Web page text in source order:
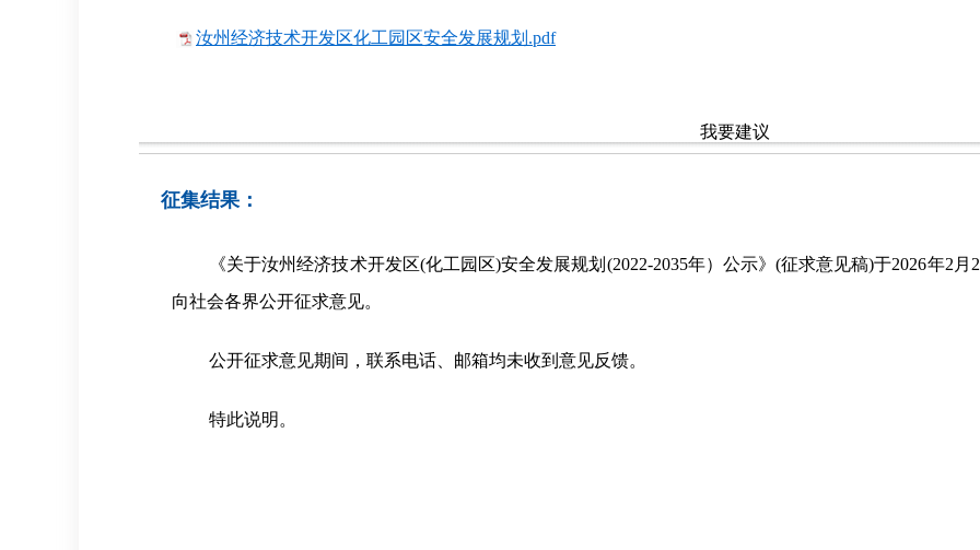
汝州经济技术开发区化工园区安全发展规划.pdf
我要建议
征集结果：
《关于汝州经济技术开发区(化工园区)安全发展规划(2022-2035年）公示》(征求意见稿)于2026年2
向社会各界公开征求意见。
公开征求意见期间，联系电话、邮箱均未收到意见反馈。
特此说明。